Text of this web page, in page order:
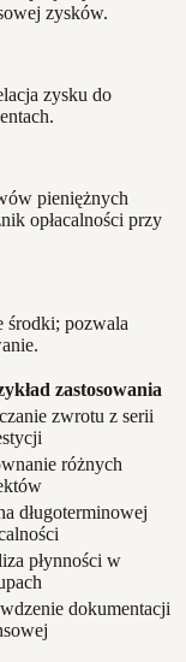
zysków.
zysku do
pieniężnych
opłacalności przy
środki; pozwala
zastosowania
zwrotu z serii
różnych
długoterminowej
płynności w
dokumentacji